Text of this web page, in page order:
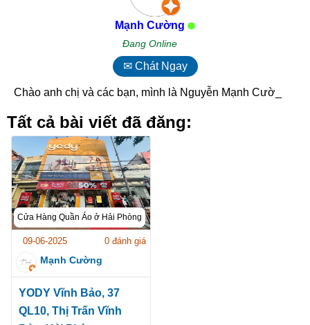
Mạnh Cường
Đang Online
✉ Chát Ngay
Chào anh chị và các bạn, mình là Nguyễn Mạnh Cường_
Tất cả bài viết đã đăng:
Cửa Hàng Quần Áo ở Hải Phòng
09-06-2025 0 đánh giá
Mạnh Cường
YODY Vĩnh Bảo, 37
QL10, Thị Trấn Vĩnh